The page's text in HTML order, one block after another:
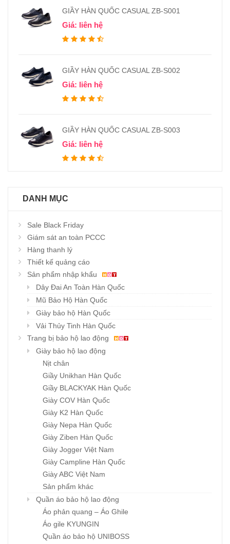
GIẦY HÀN QUỐC CASUAL ZB-S001
Giá: liên hệ
GIẦY HÀN QUỐC CASUAL ZB-S002
Giá: liên hệ
GIẦY HÀN QUỐC CASUAL ZB-S003
Giá: liên hệ
DANH MỤC
Sale Black Friday
Giám sát an toàn PCCC
Hàng thanh lý
Thiết kế quảng cáo
Sản phẩm nhập khẩu
Dây Đai An Toàn Hàn Quốc
Mũ Bảo Hộ Hàn Quốc
Giày bảo hộ Hàn Quốc
Vải Thủy Tinh Hàn Quốc
Trang bị bảo hộ lao động
Giày bảo hộ lao động
Nịt chân
Giầy Unikhan Hàn Quốc
Giầy BLACKYAK Hàn Quốc
Giày COV Hàn Quốc
Giày K2 Hàn Quốc
Giày Nepa Hàn Quốc
Giày Ziben Hàn Quốc
Giày Jogger Việt Nam
Giày Campline Hàn Quốc
Giày ABC Việt Nam
Sản phẩm khác
Quần áo bảo hộ lao động
Áo phản quang – Áo Ghile
Áo gile KYUNGIN
Quần áo bảo hộ UNIBOSS